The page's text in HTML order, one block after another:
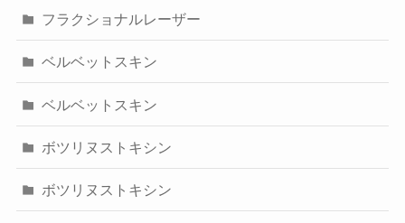
フラクショナルレーザー
ベルベットスキン
ベルベットスキン
ボツリヌストキシン
ボツリヌストキシン